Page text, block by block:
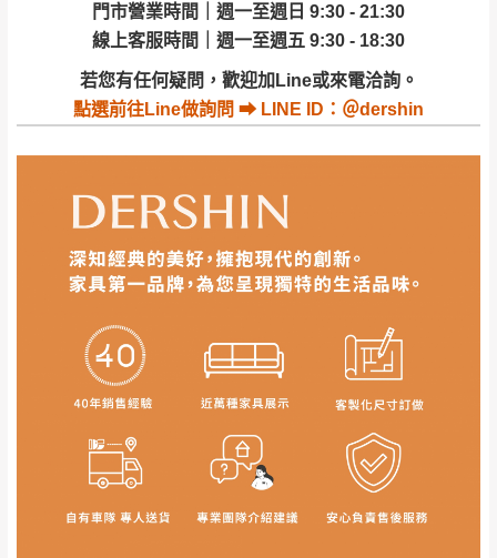
門市營業時間｜週一至週日 9:30 - 21:30
線上客服時間｜週一至週五 9:30 - 18:30
若您有任何疑問，歡迎加Line或來電洽詢。
點選前往Line做詢問 ⮕ LINE ID：＠dershin
到貨時間：指定送貨日當天以電話聯絡確認
｜周（一）配送部門固定公休無送貨｜
台北市、新北市地區固定每周(三)、(日)兩天收送貨
暫無配送地區：彰化、南投、雲林、嘉義、台南、高
雄、屏東、宜蘭、 花蓮、台東、金門、馬祖、澎湖地區
（可於LINE線上詢問 →@dershin）
加收說明
。
退換貨說明：
若收到不良品，請於到貨日起七日內通知本
公司客服人員，我們將為您更換新品，運費
皆由本站負責，所有退回及換貨之商品必須
是全新狀態且完整包裝，床墊、床包、枕頭
包裝、廠商紙及所有附隨文件或資料之完整
貨。
由於透過電腦螢幕選購商品，可能會因個人
電腦螢幕的設定色差或解析度等因素， 與實
際商品的顏色、質感稍有不同，如因此而需
退換貨，
需自付來回運費及人資成本，請您
訂購前詳加確認。(包含商品尺寸是否合適)。
訂購前請確認商品尺寸，大型物件因為人工
丈量，難免會有些許誤差值(約正負0.5CM)